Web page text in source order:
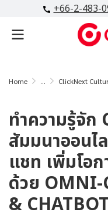
+66-2-483-
Home ... ClickNext
ทำความรู้จัก
สัมมนาออนไ
แชท เพิ่มโอ
ด้วย OMNI-
&